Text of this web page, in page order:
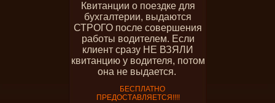
Квитанции о поездке для
бухгалтерии, выдаются
СТРОГО после совершения
работы водителем. Если
клиент сразу НЕ ВЗЯЛИ
квитанцию у водителя, потом
она не выдается.
БЕСПЛАТНО
ПРЕДОСТАВЛЯЕТСЯ!!!!